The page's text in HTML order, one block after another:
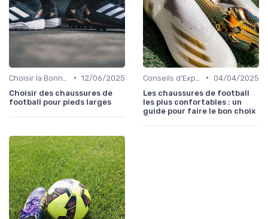
• 12/06/2025
Choisir des chaussures de
football pour pieds larges
• 04/04/2025
Les chaussures de football
les plus confortables : un
guide pour faire le bon choix